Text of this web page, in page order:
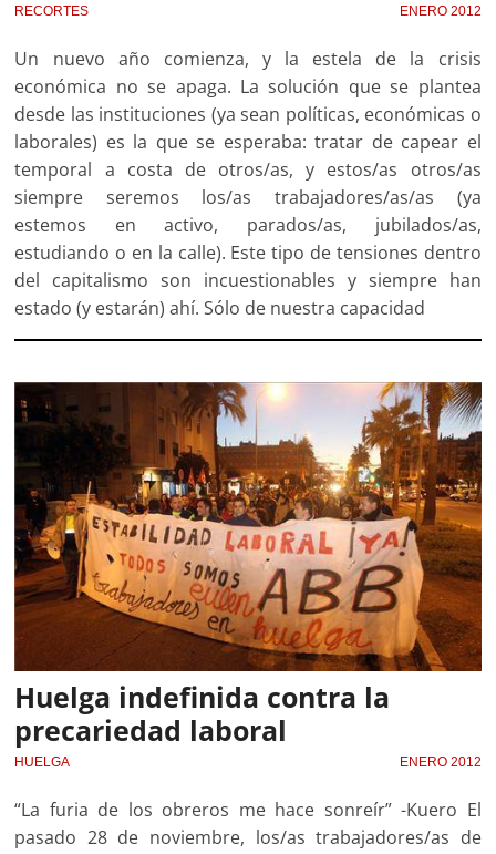
RECORTES ENERO 2012
Un nuevo año comienza, y la estela de la crisis
económica no se apaga. La solución que se plantea
desde las instituciones (ya sean políticas, económicas o
laborales) es la que se esperaba: tratar de capear el
temporal a costa de otros/as, y estos/as otros/as
siempre seremos los/as trabajadores/as/as (ya
estemos en activo, parados/as, jubilados/as,
estudiando o en la calle). Este tipo de tensiones dentro
del capitalismo son incuestionables y siempre han
estado (y estarán) ahí. Sólo de nuestra capacidad
Huelga indefinida contra la
precariedad laboral
HUELGA ENERO 2012
“La furia de los obreros me hace sonreír” -Kuero El
pasado 28 de noviembre, los/as trabajadores/as de